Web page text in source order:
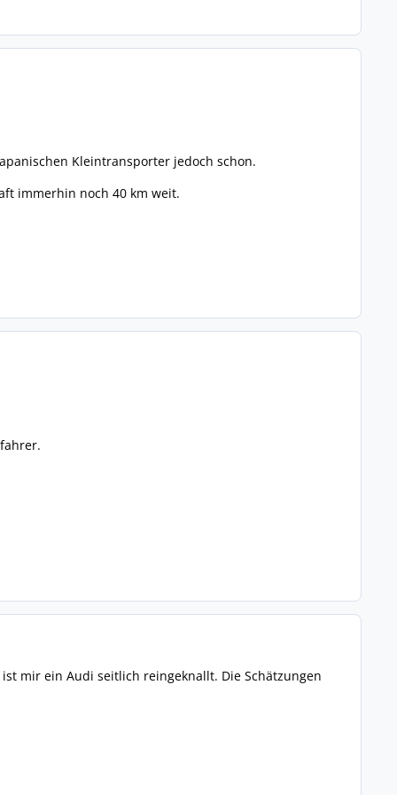
Kleintransporter jedoch schon.
immerhin noch 40 km weit.
mir ein Audi seitlich reingeknallt. Die Schätzungen